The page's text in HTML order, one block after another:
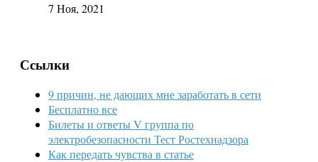
7 Ноя, 2021
Ссылки
9 причин, не дающих мне заработать в сети
Бесплатно все
Билеты и ответы V группа по
электробезопасности Тест Ростехнадзора
Как передать чувства в статье